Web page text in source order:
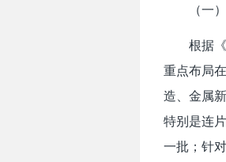
（一
根据
重点布局
造、金属
特别是连
一批；针